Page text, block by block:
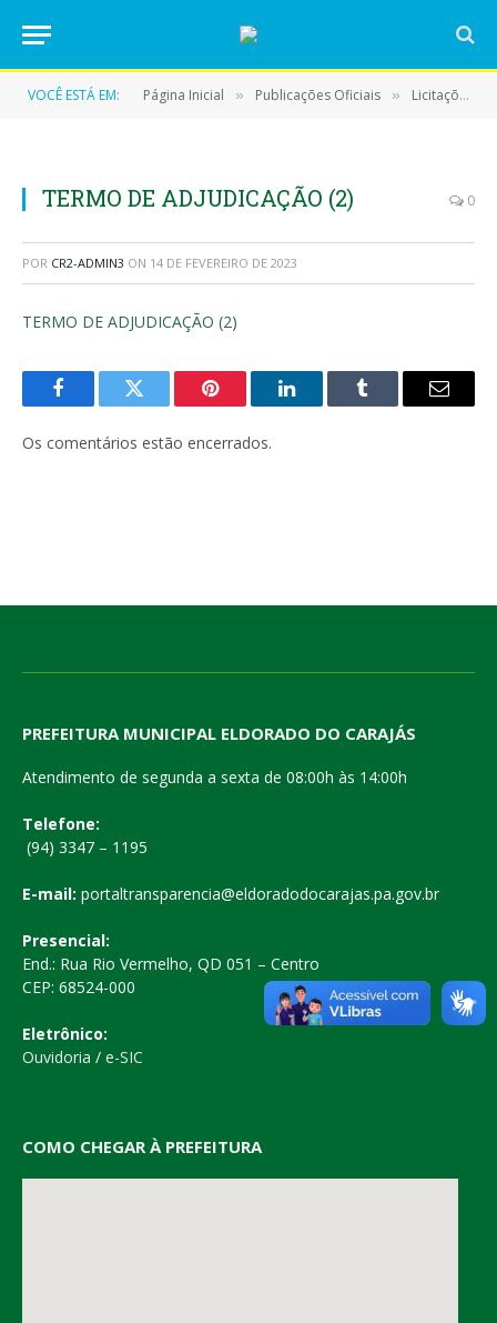
VOCÊ ESTÁ EM: Página Inicial » Publicações Oficiais » Licitações
TERMO DE ADJUDICAÇÃO (2) 0
POR CR2-ADMIN3 ON 14 DE FEVEREIRO DE 2023
TERMO DE ADJUDICAÇÃO (2)
FacebookTwitter Pinterest LinkedInTumblr
E-
Os comentários estão encerrados.
PREFEITURA MUNICIPAL ELDORADO DO CARAJÁS
Atendimento de segunda a sexta de 08:00h às 14:00h
Telefone:
(94) 3347 – 1195
E-mail: portaltransparencia@eldoradodocarajas.pa.gov.br
Presencial:
End.: Rua Rio Vermelho, QD 051 – Centro
CEP: 68524-000
Eletrônico:
Ouvidoria / e-SIC
COMO CHEGAR À PREFEITURA